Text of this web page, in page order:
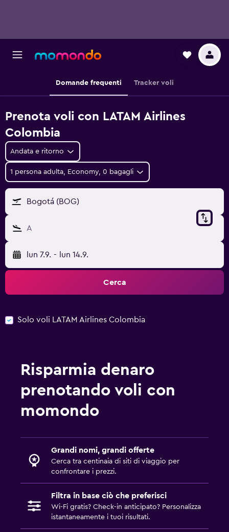
Domande frequenti Tracker voli
Prenota voli con LATAM Airlines
Colombia
Andata e ritorno
1 persona adulta, Economy, 0 bagagli
Bogotá (BOG)
A
lun 7.9. - lun 14.9.
Cerca
Solo voli LATAM Airlines Colombia
Risparmia denaro
prenotando voli con
momondo
Grandi nomi, grandi offerte
Cerca tra centinaia di siti di viaggio per
confrontare i prezzi.
Filtra in base ciò che preferisci
Wi-Fi gratis? Check-in anticipato? Personalizza
istantaneamente i tuoi risultati.